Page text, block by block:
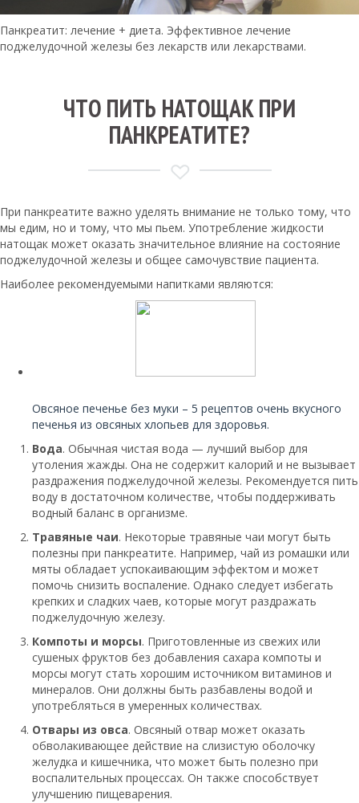
Панкреатит: лечение + диета. Эффективное лечение
поджелудочной железы без лекарств или лекарствами.
ЧТО ПИТЬ НАТОЩАК ПРИ
ПАНКРЕАТИТЕ?
При панкреатите важно уделять внимание не только тому, что
мы едим, но и тому, что мы пьем. Употребление жидкости
натощак может оказать значительное влияние на состояние
поджелудочной железы и общее самочувствие пациента.
Наиболее рекомендуемыми напитками являются:
Овсяное печенье без муки – 5 рецептов очень вкусного
печенья из овсяных хлопьев для здоровья.
Вода. Обычная чистая вода — лучший выбор для
утоления жажды. Она не содержит калорий и не вызывает
раздражения поджелудочной железы. Рекомендуется пить
воду в достаточном количестве, чтобы поддерживать
водный баланс в организме.
Травяные чаи. Некоторые травяные чаи могут быть
полезны при панкреатите. Например, чай из ромашки или
мяты обладает успокаивающим эффектом и может
помочь снизить воспаление. Однако следует избегать
крепких и сладких чаев, которые могут раздражать
поджелудочную железу.
Компоты и морсы. Приготовленные из свежих или
сушеных фруктов без добавления сахара компоты и
морсы могут стать хорошим источником витаминов и
минералов. Они должны быть разбавлены водой и
употребляться в умеренных количествах.
Отвары из овса. Овсяный отвар может оказать
обволакивающее действие на слизистую оболочку
желудка и кишечника, что может быть полезно при
воспалительных процессах. Он также способствует
улучшению пищеварения.